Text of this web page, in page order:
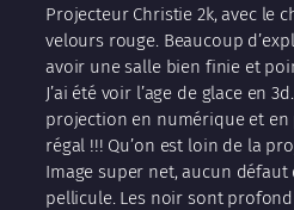
Projecteur Christie 2k, avec le
velours rouge. Beaucoup
avoir une salle bien finie et
J’ai été voir l’age de glace en
projection en numérique et en
régal !!! Qu’on est loin de la
Image super net, aucun défaut
pellicule. Les noir sont